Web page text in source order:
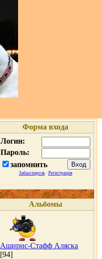
Форма входа
Логин:
Пароль:
запомнить
Забыл пароль· Регистрация
Альбомы
Аширис-Стафф Аляска
[94]